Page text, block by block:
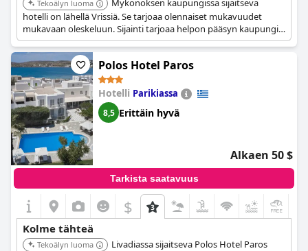
Tekoälyn luoma
Mykonoksen kaupungissa sijaitseva
hotelli on lähellä Vrissiä. Se tarjoaa olennaiset mukavuudet
mukavaan oleskeluun. Sijainti tarjoaa helpon pääsyn kaupungin
nähtävyyksiin ja palveluihin.
Polos Hotel Paros
Hotelli Parikiassa
8,5 Erittäin hyvä
Alkaen 50 $
Tarkista saatavuus
$
Kolme tähteä
Tekoälyn luoma
Livadiassa sijaitseva Polos Hotel Paros